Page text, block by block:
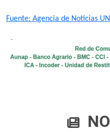
Fuente: Agencia de Noticias